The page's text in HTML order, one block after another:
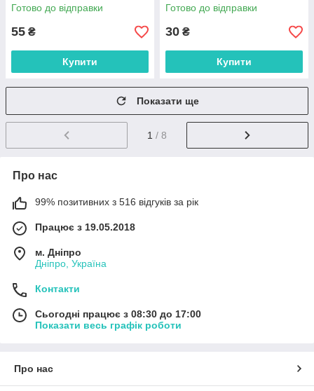
Готово до відправки
55 ₴
Купити
Готово до відправки
30 ₴
Купити
Показати ще
1 / 8
Про нас
99% позитивних з 516 відгуків за рік
Працює з 19.05.2018
м. Дніпро
Дніпро, Україна
Контакти
Сьогодні працює з 08:30 до 17:00
Показати весь графік роботи
Про нас